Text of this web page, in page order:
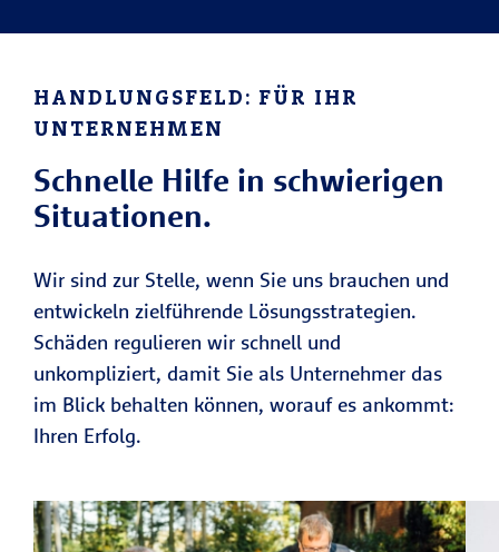
HANDLUNGSFELD: FÜR IHR
UNTERNEHMEN
Schnelle Hilfe in schwierigen
Situationen.
Wir sind zur Stelle, wenn Sie uns brauchen und
entwickeln zielführende Lösungsstrategien.
Schäden regulieren wir schnell und
unkompliziert, damit Sie als Unternehmer das
im Blick behalten können, worauf es ankommt:
Ihren Erfolg.